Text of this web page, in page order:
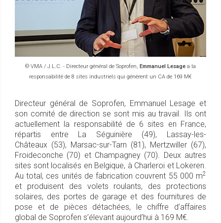
© VMA / J.L.C. - Directeur général de Soprofen, Emmanuel Lesage a la
responsabilité de 8 sites industriels qui génèrent un CA de 169 M€
Directeur général de Soprofen, Emmanuel Lesage et
son comité de direction se sont mis au travail. Ils ont
actuellement la responsabilité de 6 sites en France,
répartis entre La Séguinière (49), Lassay-les-
Châteaux (53), Marsac-sur-Tarn (81), Mertzwiller (67),
Froideconche (70) et Champagney (70). Deux autres
sites sont localisés en Belgique, à Charleroi et Lokeren.
Au total, ces unités de fabrication couvrent 55 000 m2
et produisent des volets roulants, des protections
solaires, des portes de garage et des fournitures de
pose et de pièces détachées, le chiffre d’affaires
global de Soprofen s’élevant aujourd’hui à 169 M€.